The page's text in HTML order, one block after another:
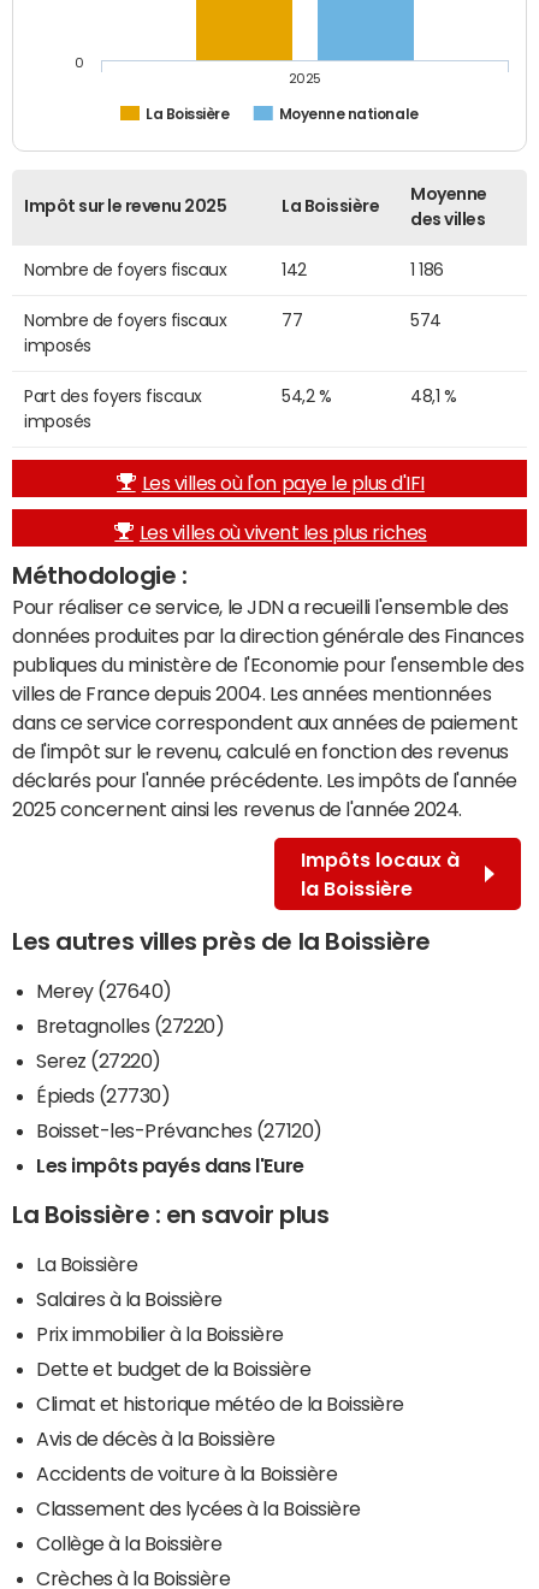
La Boissière Moyenne nationale
2025
0
Impôt sur le revenu 2025 La Boissière
Moyenne
des villes
Nombre de foyers fiscaux 142 1 186
Nombre de foyers fiscaux
imposés
77 574
Part des foyers fiscaux
imposés
54,2 % 48,1 %
Les villes où l'on paye le plus d'IFI
Les villes où vivent les plus riches
Méthodologie :
Pour réaliser ce service, le JDN a recueilli l'ensemble des
données produites par la direction générale des Finances
publiques du ministère de l'Economie pour l'ensemble des
villes de France depuis 2004. Les années mentionnées
dans ce service correspondent aux années de paiement
de l'impôt sur le revenu, calculé en fonction des revenus
déclarés pour l'année précédente. Les impôts de l'année
2025 concernent ainsi les revenus de l'année 2024.
Impôts locaux à
la Boissière
Les autres villes près de la Boissière
Merey (27640)
Bretagnolles (27220)
Serez (27220)
Épieds (27730)
Boisset-les-Prévanches (27120)
Les impôts payés dans l'Eure
La Boissière : en savoir plus
La Boissière
Salaires à la Boissière
Prix immobilier à la Boissière
Dette et budget de la Boissière
Climat et historique météo de la Boissière
Avis de décès à la Boissière
Accidents de voiture à la Boissière
Classement des lycées à la Boissière
Collège à la Boissière
Crèches à la Boissière